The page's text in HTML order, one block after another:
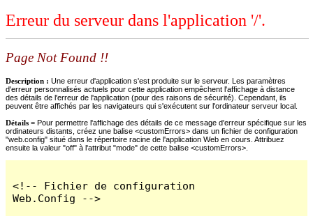
Erreur du serveur dans l'application '/'.
Page Not Found !!
Description : Une erreur d'application s'est produite sur le serveur. Les paramètres
d'erreur personnalisés actuels pour cette application empêchent l'affichage à distance
des détails de l'erreur de l'application (pour des raisons de sécurité). Cependant, ils
peuvent être affichés par les navigateurs qui s'exécutent sur l'ordinateur serveur local.
Détails = Pour permettre l'affichage des détails de ce message d'erreur spécifique sur les
ordinateurs distants, créez une balise <customErrors> dans un fichier de configuration
"web.config" situé dans le répertoire racine de l'application Web en cours. Attribuez
ensuite la valeur "off" à l'attribut "mode" de cette balise <customErrors>.
<!-- Fichier de configuration
Web.Config -->